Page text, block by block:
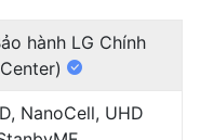
hành LG Chính
NanoCell, UHD